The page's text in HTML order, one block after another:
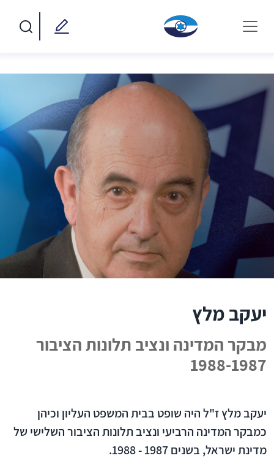
יעקב מלץ
מבקר המדינה ונציב תלונות הציבור
1988-1987
יעקב מלץ ז"ל היה שופט בבית המשפט העליון וכיהן
כמבקר המדינה הרביעי ונציב תלונות הציבור השלישי של
מדינת ישראל, בשנים 1987 - 1988.